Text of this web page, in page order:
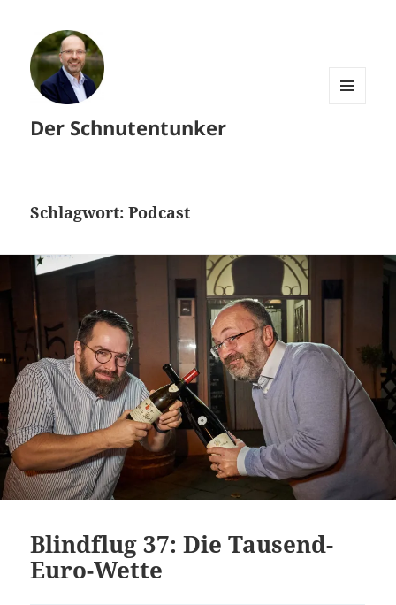
Der Schnutentunker
Schlagwort:Podcast
Blindflug 37: Die Tausend-
Euro-Wette